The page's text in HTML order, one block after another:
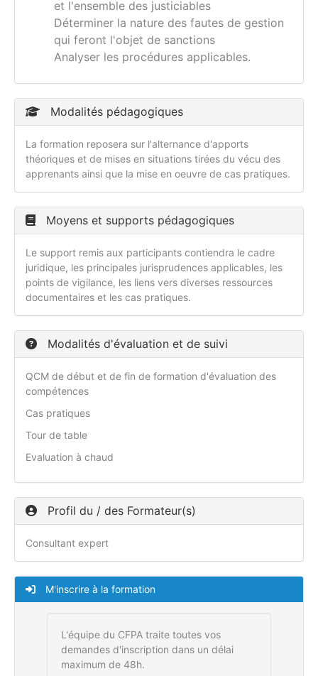
et l'ensemble des justiciables
Déterminer la nature des fautes de gestion
qui feront l'objet de sanctions
Analyser les procédures applicables.
Modalités pédagogiques
La formation reposera sur l'alternance d'apports
théoriques et de mises en situations tirées du vécu des
apprenants ainsi que la mise en oeuvre de cas pratiques.
Moyens et supports pédagogiques
Le support remis aux participants contiendra le cadre
juridique, les principales jurisprudences applicables, les
points de vigilance, les liens vers diverses ressources
documentaires et les cas pratiques.
Modalités d'évaluation et de suivi
QCM de début et de fin de formation d'évaluation des
compétences
Cas pratiques
Tour de table
Evaluation à chaud
Profil du / des Formateur(s)
Consultant expert
M'inscrire à la formation
L'équipe du CFPA traite toutes vos
demandes d'inscription dans un délai
maximum de 48h.